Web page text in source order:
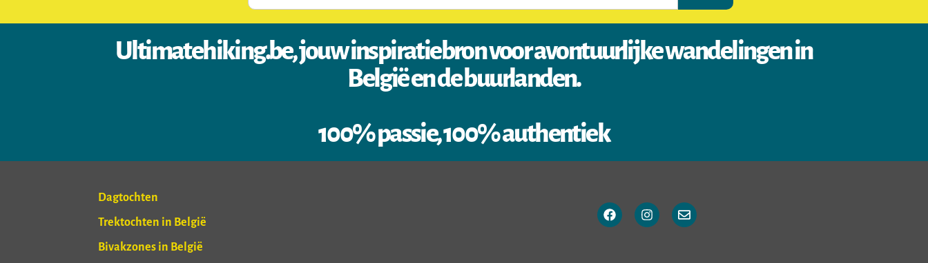
Ultimatehiking.be, jouw inspiratiebron voor avontuurlijke wandelingen in
België en de buurlanden.
100% passie, 100% authentiek
Dagtochten
Trektochten in België
Bivakzones in België